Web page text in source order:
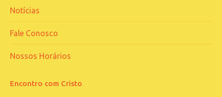
Notícias
Fale Conosco
Nossos Horários
Encontro com Cristo